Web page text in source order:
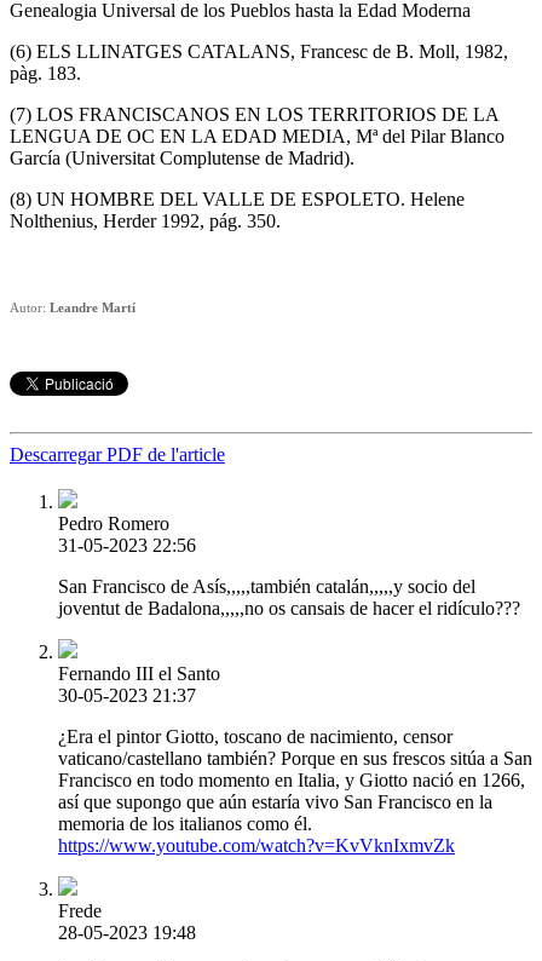
Genealogia Universal de los Pueblos hasta la Edad Moderna
(6) ELS LLINATGES CATALANS, Francesc de B. Moll, 1982,
pàg. 183.
(7) LOS FRANCISCANOS EN LOS TERRITORIOS DE LA
LENGUA DE OC EN LA EDAD MEDIA, Mª del Pilar Blanco
García (Universitat Complutense de Madrid).
(8) UN HOMBRE DEL VALLE DE ESPOLETO. Helene
Nolthenius, Herder 1992, pág. 350.
Autor: Leandre Martí
Descarregar PDF de l'article
Pedro Romero
31-05-2023 22:56
San Francisco de Asís,,,,,también catalán,,,,,y socio del
joventut de Badalona,,,,,no os cansais de hacer el ridículo???
Fernando III el Santo
30-05-2023 21:37
¿Era el pintor Giotto, toscano de nacimiento, censor
vaticano/castellano también? Porque en sus frescos sitúa a San
Francisco en todo momento en Italia, y Giotto nació en 1266,
así que supongo que aún estaría vivo San Francisco en la
memoria de los italianos como él.
https://www.youtube.com/watch?v=KvVknIxmvZk
Frede
28-05-2023 19:48